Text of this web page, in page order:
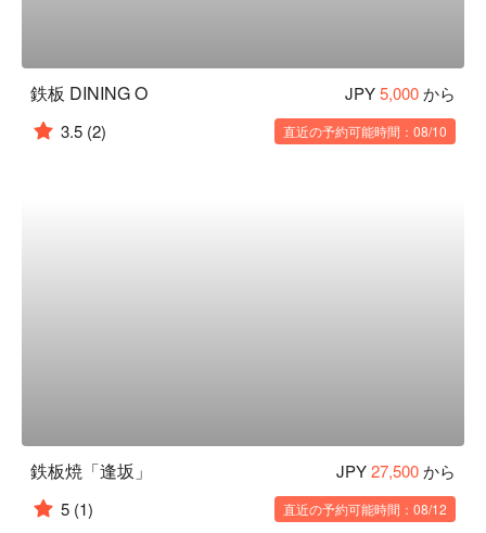
鉄板 DINING O JPY5,000から
3.5 (2) 直近の予約可能時間：08/10
鉄板焼「逢坂」 JPY27,500から
5 (1) 直近の予約可能時間：08/12